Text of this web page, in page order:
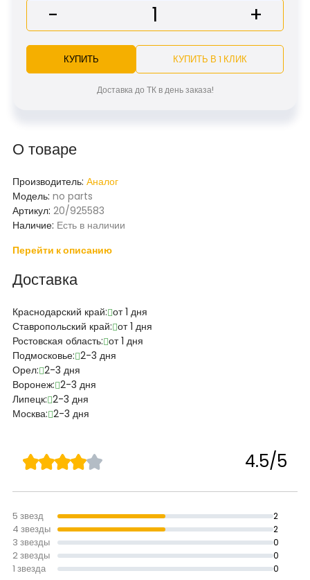
О товаре
Производитель: Аналог
Модель: no parts
Артикул: 20/925583
Наличие: Есть в наличии
Перейти к описанию
Доставка
Краснодарский край: от 1 дня
Ставропольский край: от 1 дня
Ростовская область: от 1 дня
Подмосковье: 2-3 дня
Орел: 2-3 дня
Воронеж: 2-3 дня
Липецк: 2-3 дня
Москва: 2-3 дня
- +
КУПИТЬ КУПИТЬ В 1 КЛИК
Доставка до ТК в день заказа!
4.5/5
5 звезд 2
4 звезды 2
3 звезды 0
2 звезды 0
1 звезда 0